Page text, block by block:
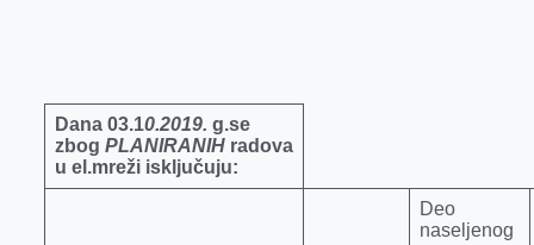
b
o
e
n
g
e
d
I
Dana 03.10.2019. g.se
zbog PLANIRANIH radova
u el.mreži isključuju:
Deo
naseljenog